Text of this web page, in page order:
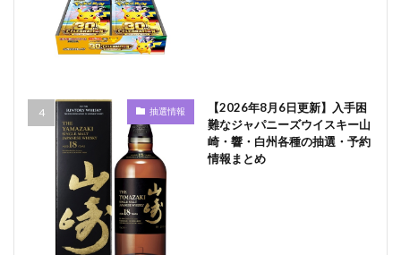
抽選情報
【2026年8月6日更新】入手困
難なジャパニーズウイスキー山
崎・響・白州各種の抽選・予約
情報まとめ